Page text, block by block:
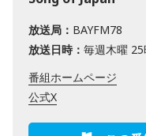
放送局： BAYFM78
放送日時： 毎週木曜
番組ホームページ
公式X